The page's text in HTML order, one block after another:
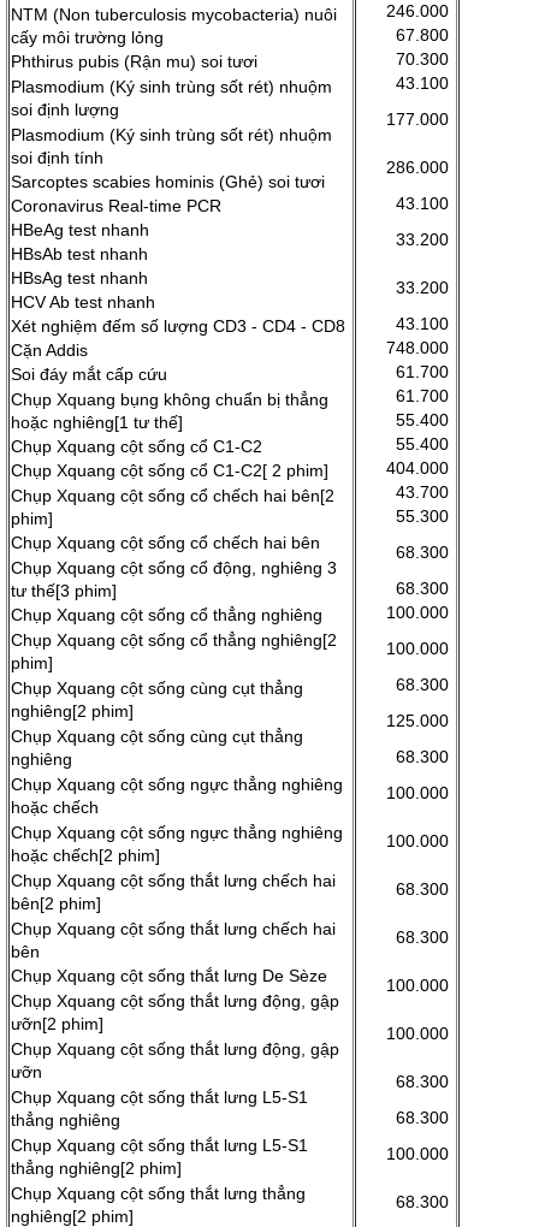
NTM (Non tuberculosis mycobacteria) nuôi
cấy môi trường lỏng
Phthirus pubis (Rận mu) soi tươi
Plasmodium (Ký sinh trùng sốt rét) nhuộm
soi định lượng
Plasmodium (Ký sinh trùng sốt rét) nhuộm
soi định tính
Sarcoptes scabies hominis (Ghẻ) soi tươi
Coronavirus Real-time PCR
HBeAg test nhanh
HBsAb test nhanh
HBsAg test nhanh
HCV Ab test nhanh
Xét nghiệm đếm số lượng CD3 - CD4 - CD8
Cặn Addis
Soi đáy mắt cấp cứu
Chụp Xquang bụng không chuẩn bị thẳng
hoặc nghiêng[1 tư thế]
Chụp Xquang cột sống cổ C1-C2
Chụp Xquang cột sống cổ C1-C2[ 2 phim]
Chụp Xquang cột sống cổ chếch hai bên[2
phim]
Chụp Xquang cột sống cổ chếch hai bên
Chụp Xquang cột sống cổ động, nghiêng 3
tư thế[3 phim]
Chụp Xquang cột sống cổ thẳng nghiêng
Chụp Xquang cột sống cổ thẳng nghiêng[2
phim]
Chụp Xquang cột sống cùng cụt thẳng
nghiêng[2 phim]
Chụp Xquang cột sống cùng cụt thẳng
nghiêng
Chụp Xquang cột sống ngực thẳng nghiêng
hoặc chếch
Chụp Xquang cột sống ngực thẳng nghiêng
hoặc chếch[2 phim]
Chụp Xquang cột sống thắt lưng chếch hai
bên[2 phim]
Chụp Xquang cột sống thắt lưng chếch hai
bên
Chụp Xquang cột sống thắt lưng De Sèze
Chụp Xquang cột sống thắt lưng động, gập
ưỡn[2 phim]
Chụp Xquang cột sống thắt lưng động, gập
ưỡn
Chụp Xquang cột sống thắt lưng L5-S1
thẳng nghiêng
Chụp Xquang cột sống thắt lưng L5-S1
thẳng nghiêng[2 phim]
Chụp Xquang cột sống thắt lưng thẳng
nghiêng[2 phim]
246.000
67.800
70.300
43.100
177.000
286.000
43.100
33.200
33.200
43.100
748.000
61.700
61.700
55.400
55.400
404.000
43.700
55.300
68.300
68.300
100.000
100.000
68.300
125.000
68.300
100.000
100.000
68.300
68.300
100.000
100.000
68.300
68.300
100.000
68.300